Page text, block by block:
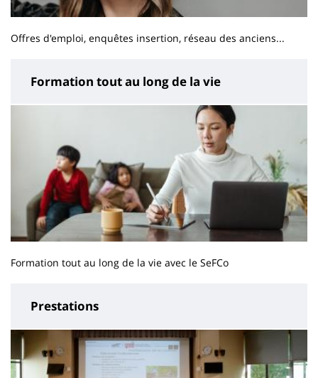
Offres d'emploi, enquêtes insertion, réseau des anciens...
Formation tout au long de la vie
Formation tout au long de la vie avec le SeFCo
Prestations